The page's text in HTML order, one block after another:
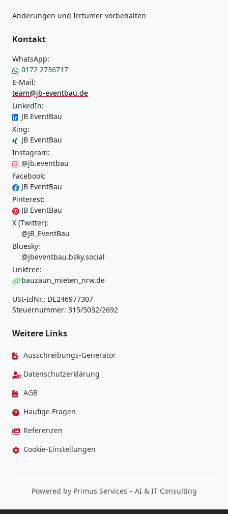
Änderungen und Irrtümer vorbehalten
Kontakt
WhatsApp:
0172 2736717
E-Mail:
team@jb-eventbau.de
LinkedIn:
JB EventBau
Xing:
JB EventBau
Instagram:
@jb.eventbau
Facebook:
JB EventBau
Pinterest:
JB EventBau
X (Twitter):
@JB_EventBau
Bluesky:
@jbeventbau.bsky.social
Linktree:
bauzaun_mieten_nrw.de
USt-IdNr.: DE246977307
Steuernummer: 315/5032/2692
Weitere Links
Ausschreibungs-Generator
Datenschutzerklärung
AGB
Häufige Fragen
Referenzen
Cookie-Einstellungen
Powered by Primus Services – AI & IT Consulting